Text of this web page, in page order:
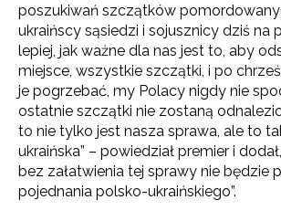
poszukiwań szczątków
ukraińscy sąsiedzi i sojusznicy dziś na
lepiej, jak ważne dla nas jest to, aby
miejsce, wszystkie szczątki, i po
je pogrzebać, my Polacy nigdy nie
ostatnie szczątki nie zostaną
to nie tylko jest nasza sprawa, ale to
ukraińska” – powiedział premier i
bez załatwienia tej sprawy nie będzie
pojednania polsko-ukraińskiego”.